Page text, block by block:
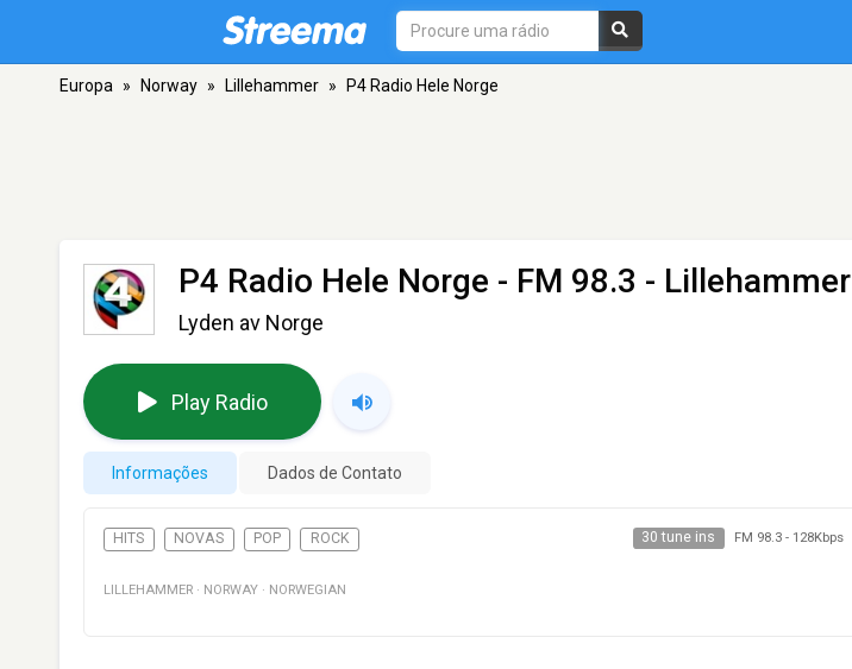
Europa » Norway » Lillehammer » P4 Radio Hele Norge
P4 Radio Hele Norge - FM 98.3 - Lillehammer
Lyden av Norge
Play Radio
Informações Dados de Contato
HITS NOVAS POP ROCK 30 tune ins FM 98.3- 128Kbps
LILLEHAMMER · NORWAY · NORWEGIAN